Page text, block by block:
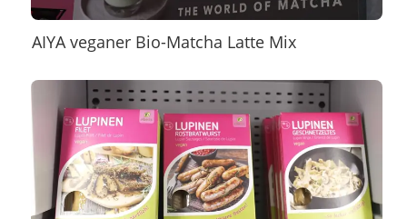
AIYA veganer Bio-Matcha Latte Mix